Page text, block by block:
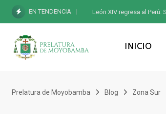
EN TENDENCIA León XIV regresa al
INICIO
Prelatura de Moyobamba Blog Zona Sur